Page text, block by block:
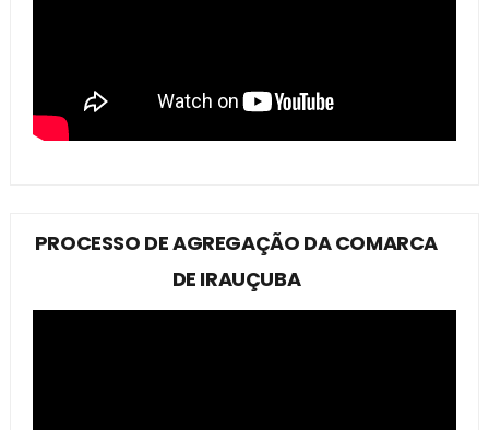
PROCESSO DE AGREGAÇÃO DA COMARCA
DE IRAUÇUBA